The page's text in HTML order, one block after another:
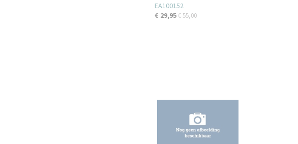
EA100152
€ 29,95€ 55,00